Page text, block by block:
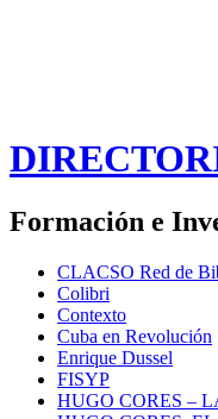
Formación e
CLACSO Red de
Colibri
Contexto
Cuba en Revolución
Enrique Dussel
FISYP
HUGO CORES –